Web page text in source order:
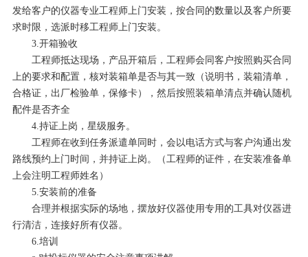
发给客户的仪器专业工程师上门安装，按合同的数量以及客户所要
求时限，选派时移工程师上门安装。
3.开箱验收
工程师抵达现场，产品开箱后，工程师会同客户按照购买合同
上的要求和配置，核对装箱单是否与其一致（说明书，装箱清单，
合格证，出厂检验单，保修卡），然后按照装箱单清点并确认随机
配件是否齐全
4.持证上岗，星级服务。
工程师在收到任务派遣单同时，会以电话方式与客户沟通出发
路线预约上门时间，并持证上岗。（工程师的证件，在安装准备单
上会注明工程师姓名）
5.安装前的准备
合理并根据实际的场地，摆放好仪器使用专用的工具对仪器进
行清洁，连接好所有仪器。
6.培训